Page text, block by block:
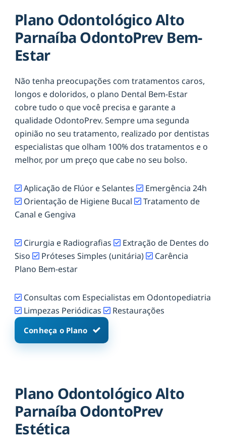
Plano Odontológico Alto
Parnaíba OdontoPrev Bem-
Estar
Não tenha preocupações com tratamentos caros,
longos e doloridos, o plano Dental Bem-Estar
cobre tudo o que você precisa e garante a
qualidade OdontoPrev. Sempre uma segunda
opinião no seu tratamento, realizado por dentistas
especialistas que olham 100% dos tratamentos e o
melhor, por um preço que cabe no seu bolso.
Aplicação de Flúor e Selantes
Emergência 24h
Orientação de Higiene Bucal
Tratamento de
Canal e Gengiva
Cirurgia e Radiografias
Extração de Dentes do
Siso
Próteses Simples (unitária)
Carência
Plano Bem-estar
Consultas com Especialistas em Odontopediatria
Limpezas Periódicas
Restaurações
Conheça o Plano
Plano Odontológico Alto
Parnaíba OdontoPrev
Estética